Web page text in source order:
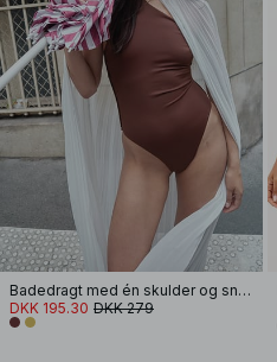
Badedragt med én skulder og snoning
DKK 195.30 DKK 279